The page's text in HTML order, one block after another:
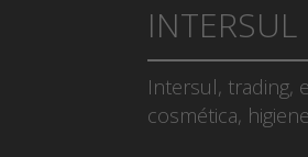
INTERSUL
Intersul, trading,
cosmética,